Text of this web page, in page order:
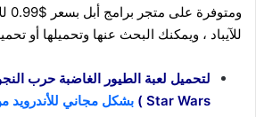
للآيباد ، ويمكنك البحث عنها وتحميلها أو
Star Wars )
بشكل مجاني للأندرويد